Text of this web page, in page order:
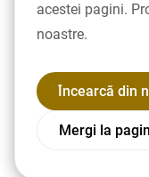
acestei pagini.
noastre.
Încearcă din
Mergi la